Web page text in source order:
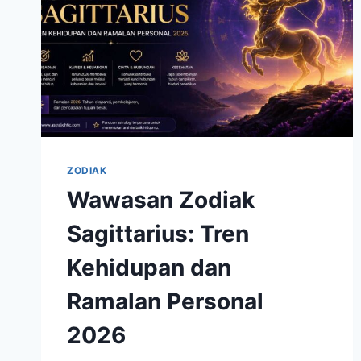
ZODIAK
Wawasan Zodiak
Sagittarius: Tren
Kehidupan dan
Ramalan Personal
2026